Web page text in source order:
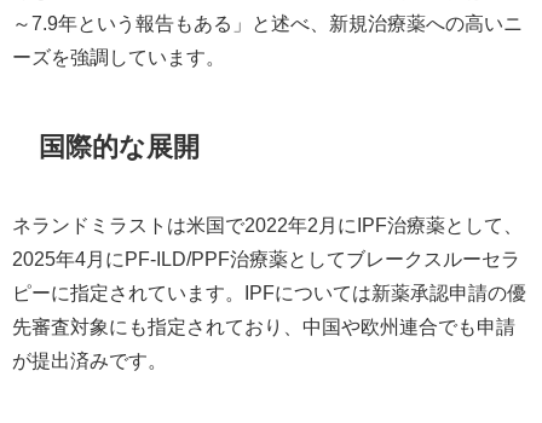
～7.9年という報告もある」と述べ、新規治療薬への高いニ
ーズを強調しています。
国際的な展開
ネランドミラストは米国で2022年2月にIPF治療薬として、
2025年4月にPF-ILD/PPF治療薬としてブレークスルーセラ
ピーに指定されています。IPFについては新薬承認申請の優
先審査対象にも指定されており、中国や欧州連合でも申請
が提出済みです。